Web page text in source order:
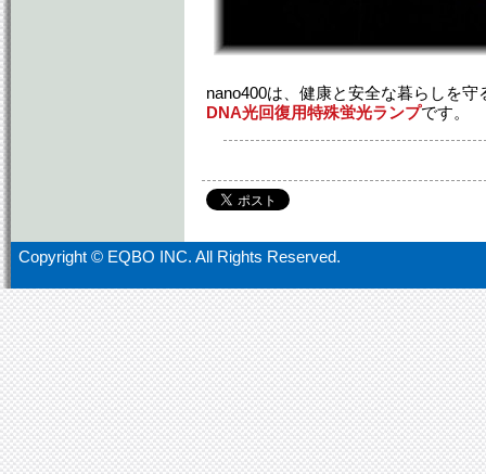
nano400は、健康と安全な暮らしを
DNA光回復用特殊蛍光ランプです。
Copyright © EQBO INC. All Rights Reserved.